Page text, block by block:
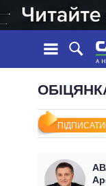
СТРІЧКА
ПОДІЇ
СТАТТІ
ДУМКИ
УСІ